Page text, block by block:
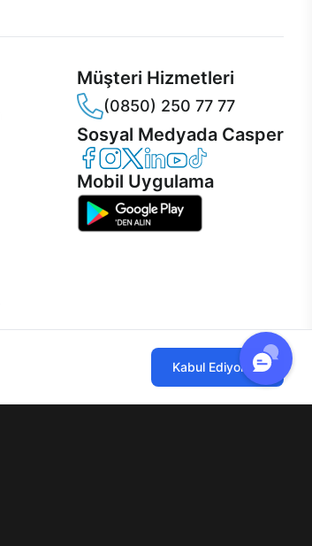
Müşteri Hizmetleri
(0850) 250 77 77
Sosyal Medyada Casper
Casper Facebook
Casper Instagram
Casper Twitter
Casper LinkedIn
Casper YouTube
Casper TikTok
Mobil Uygulama
Kabul Ediyorum